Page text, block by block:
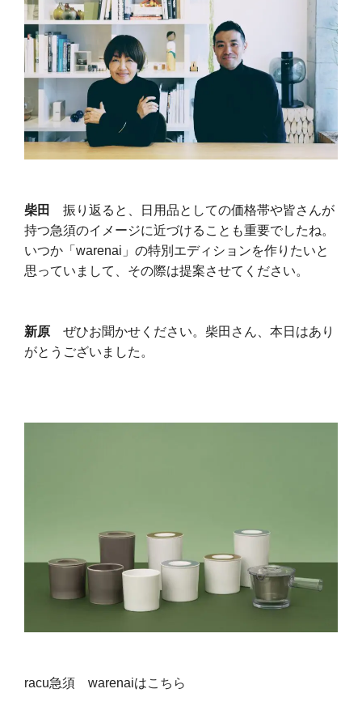
柴田
振り返ると、日用品としての価格帯や皆さんが
持つ急須のイメージに近づけることも重要でしたね。
いつか「warenai」の特別エディションを作りたいと
思っていまして、その際は提案させてください。
新原 ぜひお聞かせください。柴田さん、本日はあり
がとうございました。
racu急須 warenaiはこちら